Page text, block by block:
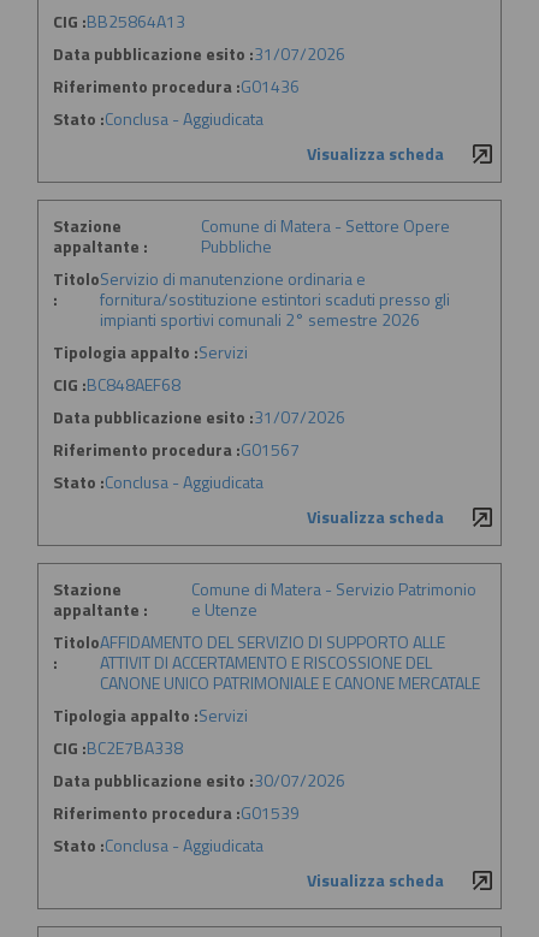
CIG :BB25864A13
Data pubblicazione esito :31/07/2026
Riferimento procedura :G01436
Stato :Conclusa - Aggiudicata
Visualizza scheda
Stazione
appaltante :
Comune di Matera - Settore Opere
Pubbliche
Titolo
:
Servizio di manutenzione ordinaria e
fornitura/sostituzione estintori scaduti presso gli
impianti sportivi comunali 2° semestre 2026
Tipologia appalto :Servizi
CIG :BC848AEF68
Data pubblicazione esito :31/07/2026
Riferimento procedura :G01567
Stato :Conclusa - Aggiudicata
Visualizza scheda
Stazione
appaltante :
Comune di Matera - Servizio Patrimonio
e Utenze
Titolo
:
AFFIDAMENTO DEL SERVIZIO DI SUPPORTO ALLE
ATTIVIT DI ACCERTAMENTO E RISCOSSIONE DEL
CANONE UNICO PATRIMONIALE E CANONE MERCATALE
Tipologia appalto :Servizi
CIG :BC2E7BA338
Data pubblicazione esito :30/07/2026
Riferimento procedura :G01539
Stato :Conclusa - Aggiudicata
Visualizza scheda